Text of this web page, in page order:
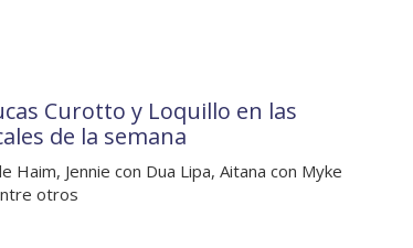
Curotto y Loquillo en las
de la semana
Haim, Jennie con Dua Lipa, Aitana con Myke
otros